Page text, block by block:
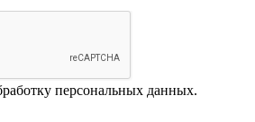
персональных данных.